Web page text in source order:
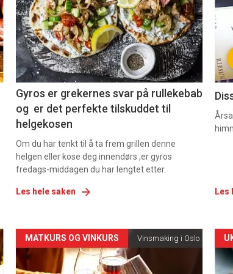
nå
-
2
Gyros er grekernes svar på rullekebab
og er det perfekte tilskuddet til
helgekosen
Om du har tenkt til å ta frem grillen denne
helgen eller kose deg innendørs ,er gyros
fredags-middagen du har lengtet etter.
Les hele saken
nå
3
Les
Forsiden
akkurat
MATKURS OG VINKURS Vinsmaking i Oslo